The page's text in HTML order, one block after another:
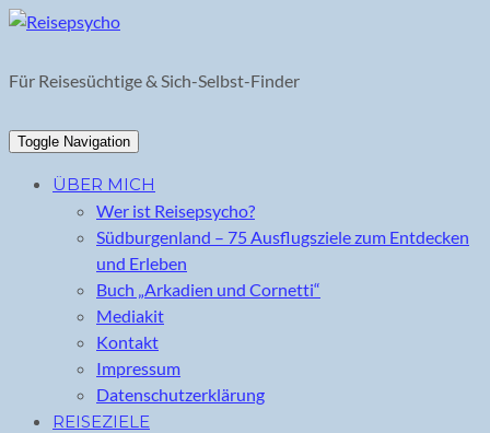
Skip
content
Für Reisesüchtige & Sich-Selbst-Finder
Toggle Navigation
ÜBER MICH
Wer ist Reisepsycho?
Südburgenland – 75 Ausflugsziele zum Entdecken
und Erleben
Buch „Arkadien und Cornetti“
Mediakit
Kontakt
Impressum
Datenschutzerklärung
REISEZIELE